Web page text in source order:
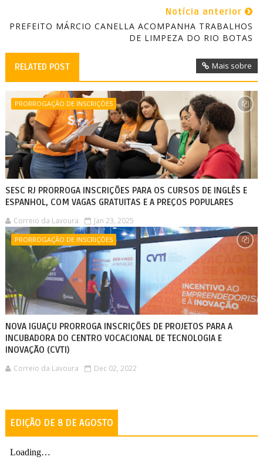
Notícia anterior
PREFEITO MÁRCIO CANELLA ACOMPANHA TRABALHOS
DE LIMPEZA DO RIO BOTAS
RELATED POST Mais sobre
PRORROGAÇÃO DE INSCRIÇÕES
SESC RJ PRORROGA INSCRIÇÕES PARA OS CURSOS DE INGLÊS E
ESPANHOL, COM VAGAS GRATUITAS E A PREÇOS POPULARES
Correio da Lavoura Jan 23, 2025
PRORROGAÇÃO DE INSCRIÇÕES
NOVA IGUAÇU PRORROGA INSCRIÇÕES DE PROJETOS PARA A
INCUBADORA DO CENTRO VOCACIONAL DE TECNOLOGIA E
INOVAÇÃO (CVTI)
Correio da Lavoura Dec 02, 2022
EDIÇÃO DE 8 DE AGOSTO